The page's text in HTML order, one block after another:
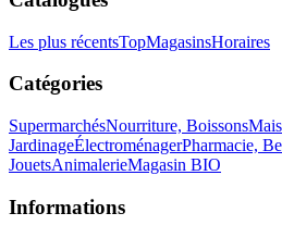
Les plus récentsTopMagasinsHoraires
Catégories
SupermarchésNourriture, Boissons
JardinageÉlectroménagerPharmacie,
JouetsAnimalerieMagasin BIO
Informations